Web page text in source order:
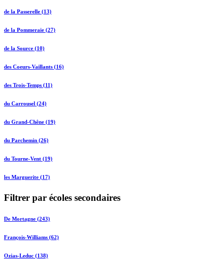
de la Passerelle (13)
de la Pommeraie (27)
de la Source (10)
des Coeurs-Vaillants (16)
des Trois-Temps (11)
du Carrousel (24)
du Grand-Chêne (19)
du Parchemin (26)
du Tourne-Vent (19)
les Marguerite (17)
Filtrer par écoles secondaires
De Mortagne (243)
François-Williams (62)
Ozias-Leduc (138)